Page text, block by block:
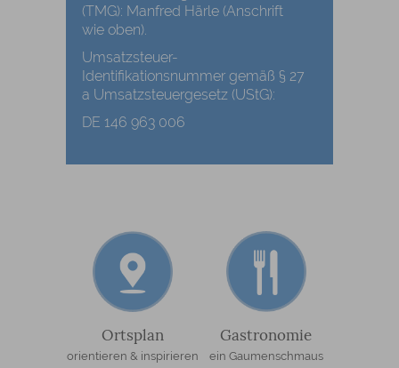
(TMG): Manfred Härle (Anschrift
wie oben).
Umsatzsteuer-
Identifikationsnummer gemäß § 27
a Umsatzsteuergesetz (UStG):
DE 146 963 006
Ortsplan
orientieren & inspirieren
Gastronomie
ein Gaumenschmaus